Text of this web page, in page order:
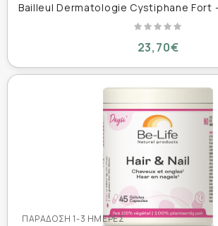
Bailleul Dermatologie Cystiphane Fort
23,70€
ΠΑΡΆΔΟΣΗ 1-3 ΗΜΈΡΕΣ